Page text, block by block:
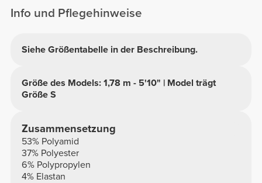
Info und Pflegehinweise
Siehe Größentabelle in der Beschreibung.
Größe des Models: 1,78 m - 5'10" | Model trägt
Größe S
Zusammensetzung
53% Polyamid
37% Polyester
6% Polypropylen
4% Elastan